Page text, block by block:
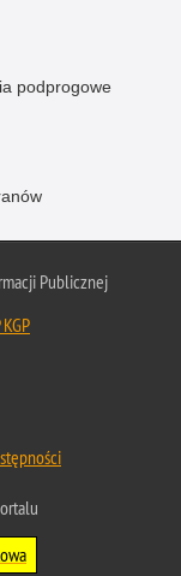
podprogowe
Publicznej